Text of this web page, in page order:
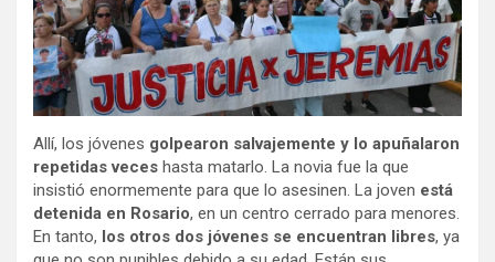
Allí, los jóvenes golpearon salvajemente y lo apuñalaron
repetidas veces hasta matarlo. La novia fue la que
insistió enormemente para que lo asesinen. La joven está
detenida en Rosario, en un centro cerrado para menores.
En tanto, los otros dos jóvenes se encuentran libres, ya